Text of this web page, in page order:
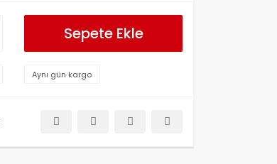
Sepete Ekle
Aynı gün kargo